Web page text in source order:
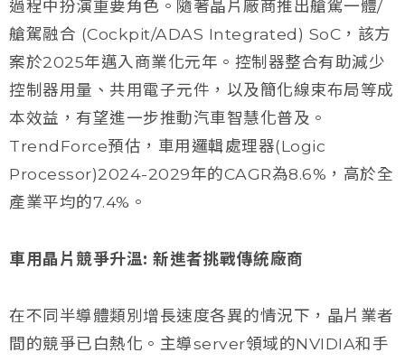
過程中扮演重要角色。隨著晶片廠商推出艙駕一體/
艙駕融合 (Cockpit/ADAS Integrated) SoC，該方
案於2025年邁入商業化元年。控制器整合有助減少
控制器用量、共用電子元件，以及簡化線束布局等成
本效益，有望進一步推動汽車智慧化普及。
TrendForce預估，車用邏輯處理器(Logic
Processor)2024-2029年的CAGR為8.6%，高於全
產業平均的7.4%。
車用晶片競爭升溫: 新進者挑戰傳統廠商
在不同半導體類別增長速度各異的情況下，晶片業者
間的競爭已白熱化。主導server領域的NVIDIA和手